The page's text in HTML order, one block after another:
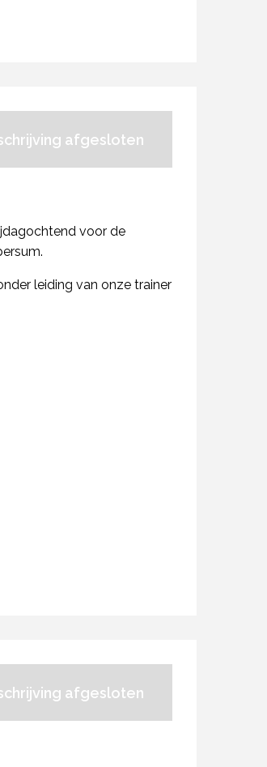
afgesloten
voor de
leiding van onze trainer
afgesloten